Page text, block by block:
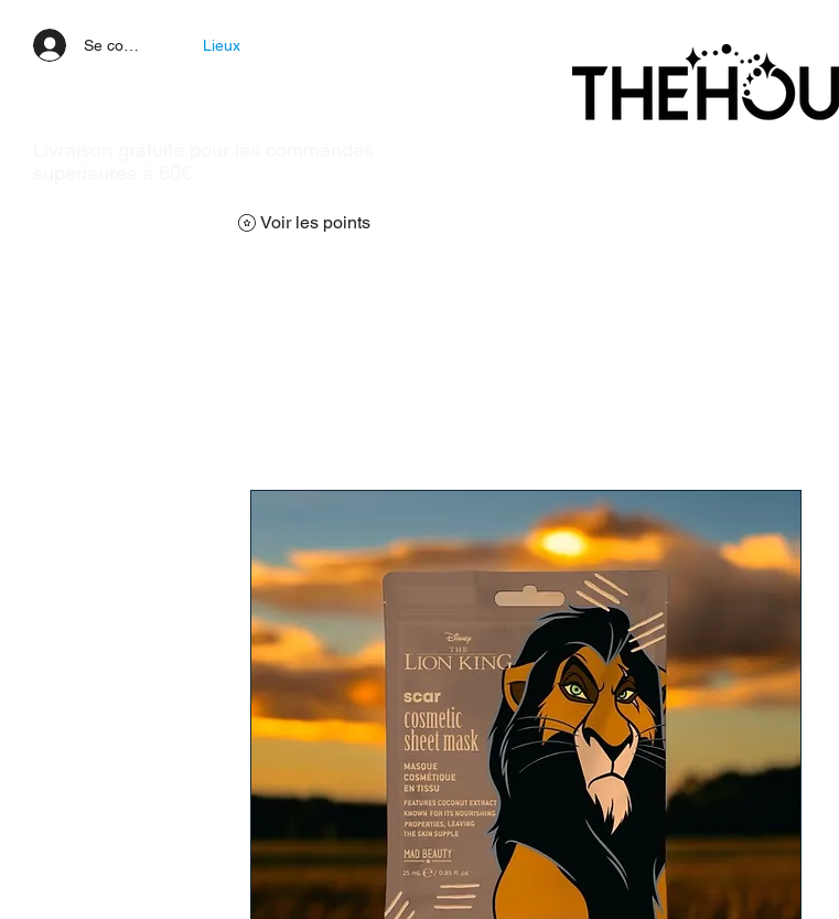
Se connecter Lieux
Voir les points